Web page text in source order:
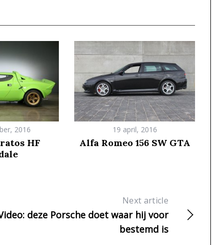
2016
HF
19 april, 2016
Alfa Romeo 156 SW GTA
Next article
deze Porsche doet waar hij voor
bestemd is